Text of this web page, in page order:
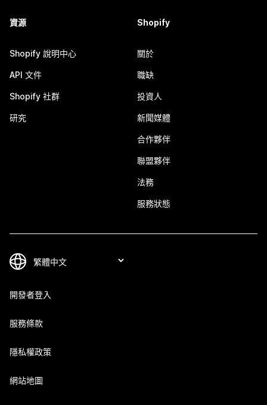
資源
Shopify 說明中心
API 文件
Shopify 社群
研究
Shopify
關於
職缺
投資人
新聞媒體
合作夥伴
聯盟夥伴
法務
服務狀態
開發者登入
服務條款
隱私權政策
網站地圖